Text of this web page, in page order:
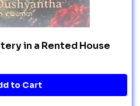
in a Rented House
to Cart